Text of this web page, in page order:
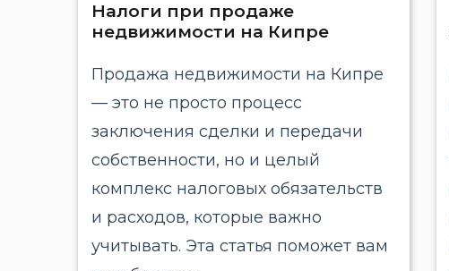
Налоги при продаже
недвижимости на Кипре
Продажа недвижимости на Кипре
— это не просто процесс
заключения сделки и передачи
собственности, но и целый
комплекс налоговых обязательств
и расходов, которые важно
учитывать. Эта статья поможет вам